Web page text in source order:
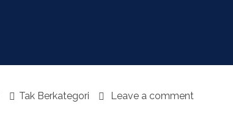
Tak Berkategori Leave a comment